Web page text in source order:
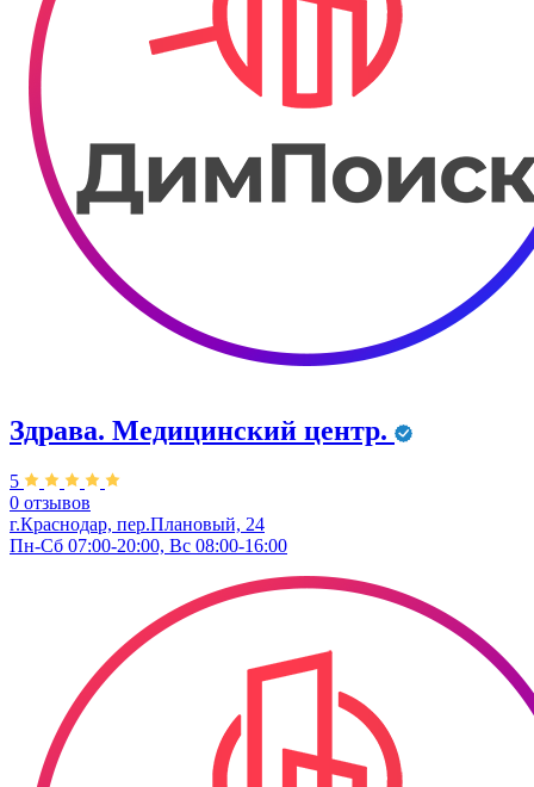
Здрава. ​Медицинский центр.
5
0 отзывов
г.Краснодар, пер.Плановый, 24
Пн-Сб 07:00-20:00, Вс 08:00-16:00